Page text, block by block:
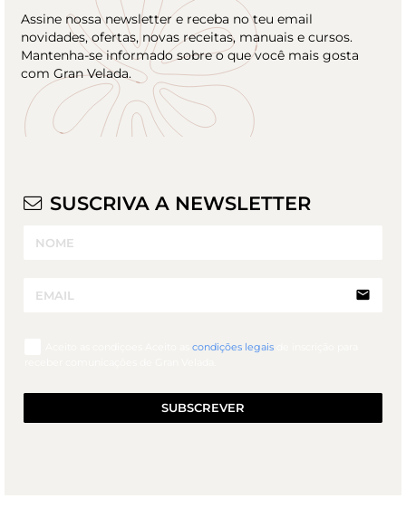
Assine nossa newsletter e receba no teu email
novidades, ofertas, novas receitas, manuais e cursos.
Mantenha-se informado sobre o que você mais gosta
com Gran Velada.
SUSCRIVA A NEWSLETTER
email
condições legais
SUBSCREVER